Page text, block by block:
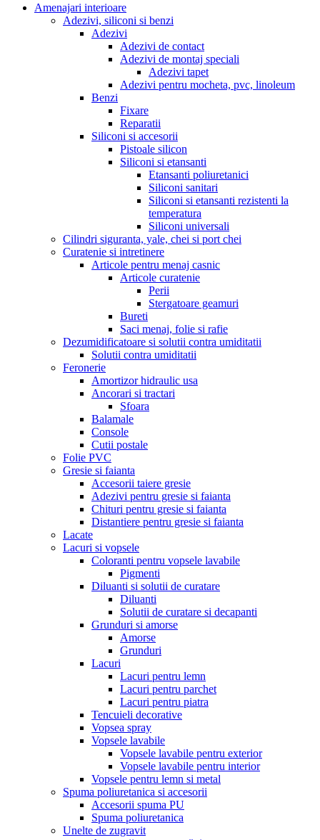
Amenajari interioare
Adezivi, siliconi si benzi
Adezivi
Adezivi de contact
Adezivi de montaj speciali
Adezivi tapet
Adezivi pentru mocheta, pvc, linoleum
Benzi
Fixare
Reparatii
Siliconi si accesorii
Pistoale silicon
Siliconi si etansanti
Etansanti poliuretanici
Siliconi sanitari
Siliconi si etansanti rezistenti la
temperatura
Siliconi universali
Cilindri siguranta, yale, chei si port chei
Curatenie si intretinere
Articole pentru menaj casnic
Articole curatenie
Perii
Stergatoare geamuri
Bureti
Saci menaj, folie si rafie
Dezumidificatoare si solutii contra umiditatii
Solutii contra umiditatii
Feronerie
Amortizor hidraulic usa
Ancorari si tractari
Sfoara
Balamale
Console
Cutii postale
Folie PVC
Gresie si faianta
Accesorii taiere gresie
Adezivi pentru gresie si faianta
Chituri pentru gresie si faianta
Distantiere pentru gresie si faianta
Lacate
Lacuri si vopsele
Coloranti pentru vopsele lavabile
Pigmenti
Diluanti si solutii de curatare
Diluanti
Solutii de curatare si decapanti
Grunduri si amorse
Amorse
Grunduri
Lacuri
Lacuri pentru lemn
Lacuri pentru parchet
Lacuri pentru piatra
Tencuieli decorative
Vopsea spray
Vopsele lavabile
Vopsele lavabile pentru exterior
Vopsele lavabile pentru interior
Vopsele pentru lemn si metal
Spuma poliuretanica si accesorii
Accesorii spuma PU
Spuma poliuretanica
Unelte de zugravit